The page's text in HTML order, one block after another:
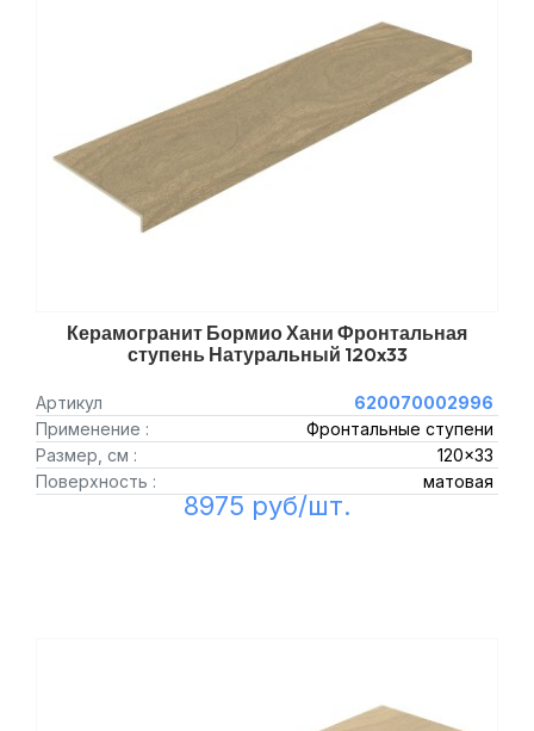
Керамогранит Бормио Хани Фронтальная
ступень Натуральный 120x33
Артикул
620070002996
Применение :
Фронтальные ступени
Размер, см :
120x33
Поверхность :
матовая
8975 руб/шт.